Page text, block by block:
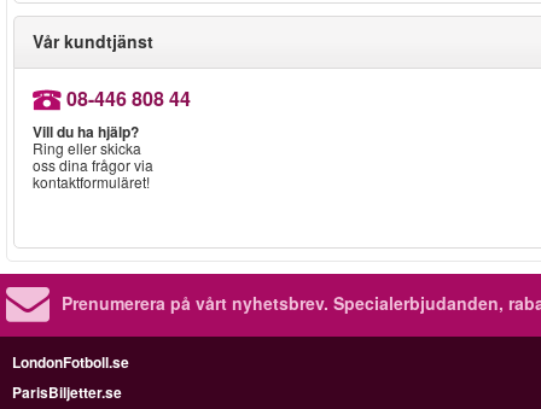
Vår kundtjänst
08-446 808 44
Vill du ha hjälp?
Ring eller skicka
oss dina frågor via
kontaktformuläret!
Prenumerera på vårt nyhetsbrev. Specialerbjudanden,
LondonFotboll.se
ParisBiljetter.se